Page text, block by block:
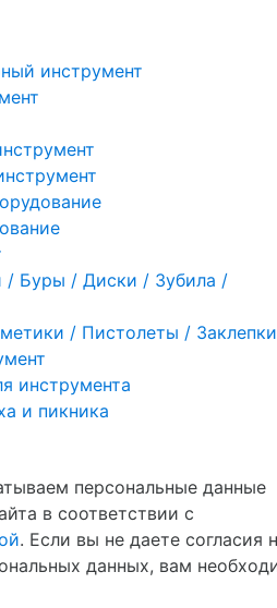
инструмент
/ Буры / Диски / Зубила /
/ Пистолеты / Заклепки
инструмента
и пикника
персональные данные
в соответствии с
. Если вы не даете согласия
данных, вам